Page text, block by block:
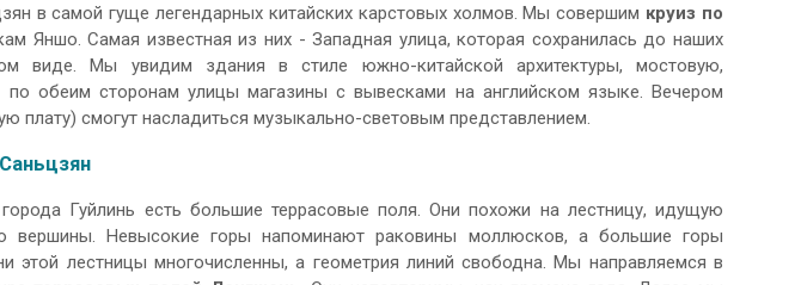
в самой гуще легендарных китайских карстовых холмов. Мы совершим круиз по
Яншо. Самая известная из них - Западная улица, которая сохранилась до наших
виде. Мы увидим здания в стиле южно-китайской архитектуры, мостовую,
обеим сторонам улицы магазины с вывесками на английском языке. Вечером
плату) смогут насладиться музыкально-световым представлением.
Гуйлинь есть большие террасовые поля. Они похожи на лестницу, идущую
вершины. Невысокие горы напоминают раковины моллюсков, а большие горы
этой лестницы многочисленны, а геометрия линий свободна. Мы направляемся в